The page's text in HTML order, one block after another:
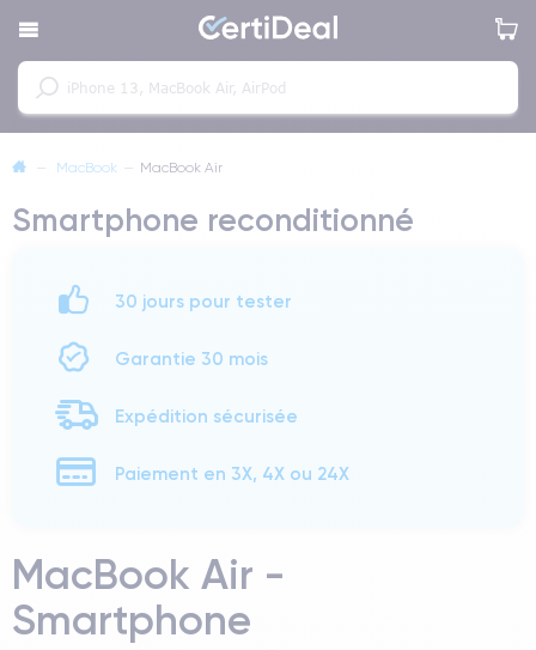
— MacBook — MacBook Air
Smartphone reconditionné
30 jours pour tester
Garantie 30 mois
Expédition sécurisée
Paiement en 3X, 4X ou 24X
MacBook Air -
Smartphone